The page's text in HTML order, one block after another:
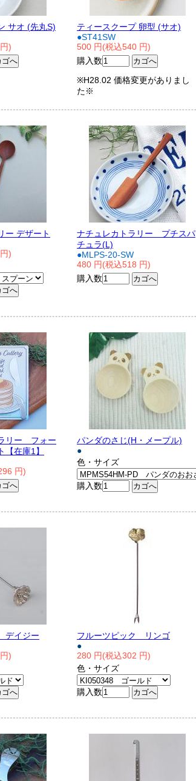
サオ (先丸S)
)
ティースクープ 卵型 (サオ)
●ST41SW
500 円(税込540 円)
購入数
※H28.02 価格変更がありまし
た※
ー デザート
)
ナチュレカトラリー プチスパ
チュラ(L)
●MLPS-20-SW
480 円(税込518 円)
購入数
リー フォー
【在庫1】
円)
パンダのさじ(H・メープル)
●
色・サイズ
購入数
デイジー
)
フルーツピック リンゴ
●
280 円(税込302 円)
色・サイズ
購入数